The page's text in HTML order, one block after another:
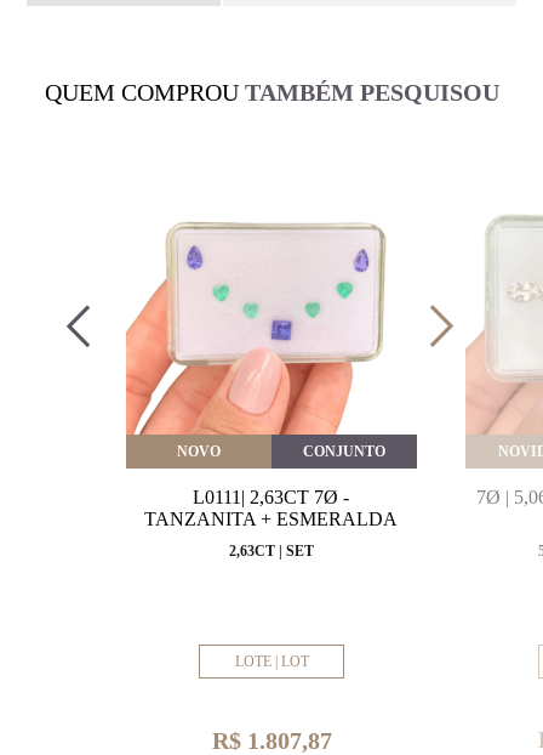
QUEM COMPROU TAMBÉM PESQUISOU
NOVO CONJUNTO
L0111| 2,63CT 7Ø -
TANZANITA + ESMERALDA
2,63CT | SET
LOTE | LOT
R$ 1.807,87
7Ø |